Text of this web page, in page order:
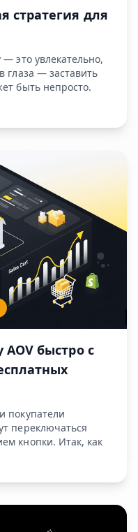
стратегия для
это увлекательно,
глаза — заставить
быть непросто.
быстро с
покупатели
переключаться
кнопки. Итак, как